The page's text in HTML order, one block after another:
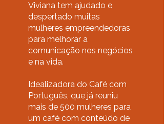
Viviana tem ajudado e
despertado muitas
mulheres empreendedoras
para melhorar a
comunicação nos negócios
e na vida.
Idealizadora do Café com
Português, que já reuniu
mais de 500 mulheres para
um café com conteúdo de